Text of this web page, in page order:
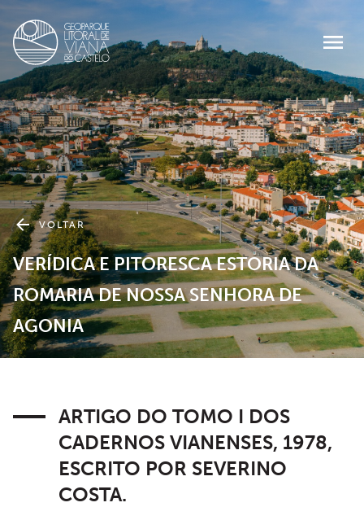
VOLTAR
VERÍDICA E PITORESCA ESTORIA DA
ROMARIA DE NOSSA SENHORA DE
AGONIA
ARTIGO DO TOMO I DOS
CADERNOS VIANENSES, 1978,
ESCRITO POR SEVERINO
COSTA.